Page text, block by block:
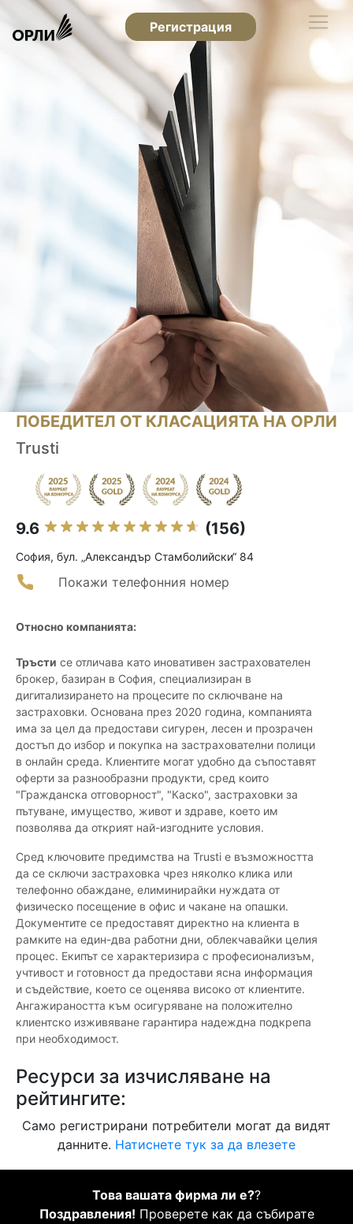
Регистрация
ПОБЕДИТЕЛ ОТ КЛАСАЦИЯТА НА ОРЛИ
Trusti
9.6 (156)
София, бул. „Александър Стамболийски“ 84
Покажи телефонния номер
Относно компанията:
Тръсти се отличава като иновативен застрахователен
брокер, базиран в София, специализиран в
дигитализирането на процесите по сключване на
застраховки. Основана през 2020 година, компанията
има за цел да предостави сигурен, лесен и прозрачен
достъп до избор и покупка на застрахователни полици
в онлайн среда. Клиентите могат удобно да съпоставят
оферти за разнообразни продукти, сред които
"Гражданска отговорност", "Каско", застраховки за
пътуване, имущество, живот и здраве, което им
позволява да открият най-изгодните условия.
Сред ключовите предимства на Trusti е възможността
да се сключи застраховка чрез няколко клика или
телефонно обаждане, елиминирайки нуждата от
физическо посещение в офис и чакане на опашки.
Документите се предоставят директно на клиента в
рамките на един-два работни дни, облекчавайки целия
процес. Екипът се характеризира с професионализъм,
учтивост и готовност да предостави ясна информация
и съдействие, което се оценява високо от клиентите.
Ангажираността към осигуряване на положително
клиентско изживяване гарантира надеждна подкрепа
при необходимост.
Ресурси за изчисляване на
рейтингите:
Само регистрирани потребители могат да видят
данните. Натиснете тук за да влезете
Това вашата фирма ли е??
Поздравления! Проверете как да събирате